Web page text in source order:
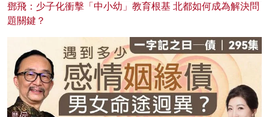
鄧飛：少子化衝擊「中小幼」教育根基 北都如何成為解決問
題關鍵？